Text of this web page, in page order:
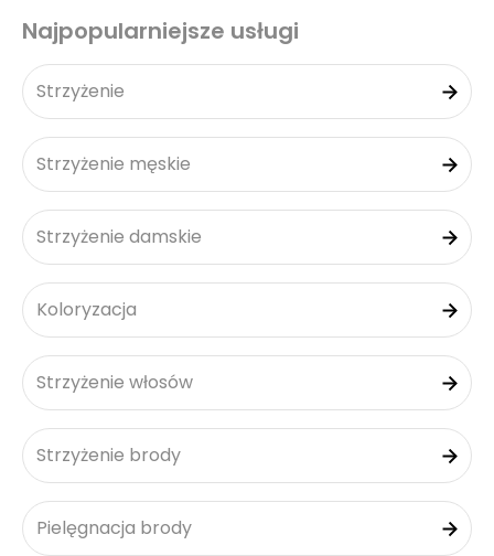
Najpopularniejsze usługi
Strzyżenie
Strzyżenie męskie
Strzyżenie damskie
Koloryzacja
Strzyżenie włosów
Strzyżenie brody
Pielęgnacja brody